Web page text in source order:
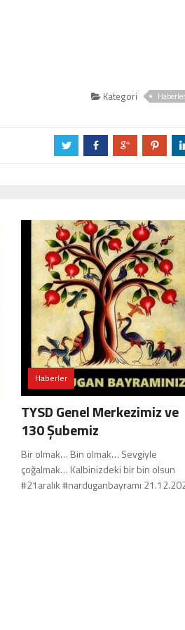
Kategori
a b c d
Haberler
TYSD Genel Merkezimiz ve
130 Şubemiz
Bir olmak… Bin olmak… Sevgiyle
çoğalmak… Kalbinizdeki bir bin olsun
#21aralık #narduganbayramı